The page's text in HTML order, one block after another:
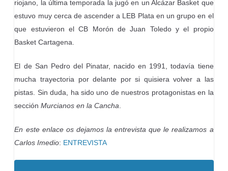
riojano, la última temporada la jugó en un Alcázar Basket que
estuvo muy cerca de ascender a LEB Plata en un grupo en el
que estuvieron el CB Morón de Juan Toledo y el propio
Basket Cartagena.
El de San Pedro del Pinatar, nacido en 1991, todavía tiene
mucha trayectoria por delante por si quisiera volver a las
pistas. Sin duda, ha sido uno de nuestros protagonistas en la
secciónMurcianos en la Cancha
En este enlace os dejamos la entrevista que le realizamos a
Carlos Imedio: ENTREVISTA